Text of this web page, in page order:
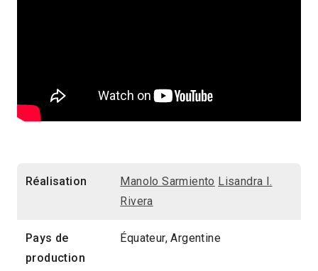
Réalisation Manolo Sarmiento Lisandra I.
Rivera
Pays de
production
Équateur, Argentine